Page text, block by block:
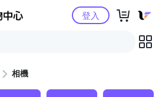
Yahoo購物中心登入
相機